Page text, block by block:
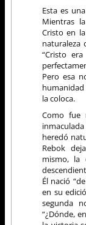
Esta es
Mientras
Cristo en
naturaleza
“Cristo
Pero esa
humanidad
la coloca.
Como fue
heredó
Rebok
mismo, la
Él nació
en su
segunda
“¿Dónde,